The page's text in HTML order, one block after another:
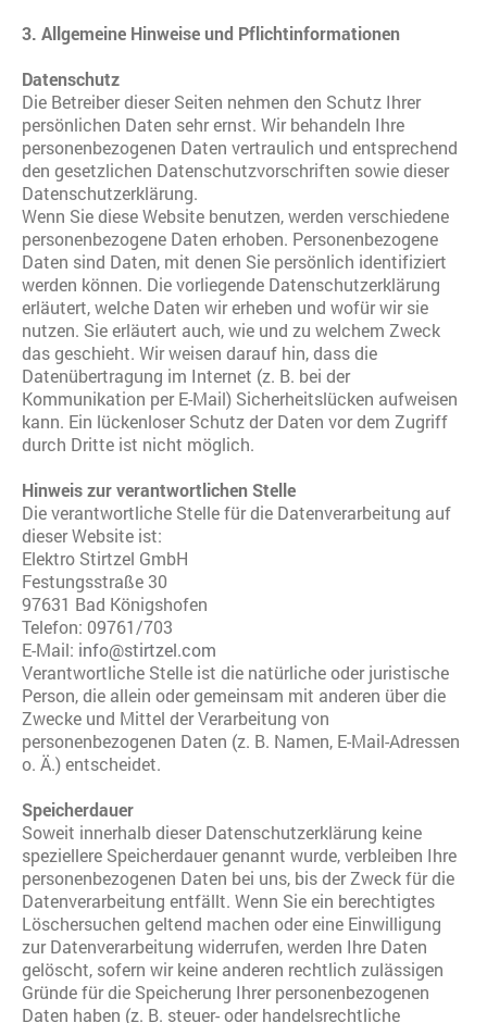
3. Allgemeine Hinweise und Pflichtinformationen
Datenschutz
Die Betreiber dieser Seiten nehmen den Schutz Ihrer
persönlichen Daten sehr ernst. Wir behandeln Ihre
personenbezogenen Daten vertraulich und entsprechend
den gesetzlichen Datenschutzvorschriften sowie dieser
Datenschutzerklärung.
Wenn Sie diese Website benutzen, werden verschiedene
personenbezogene Daten erhoben. Personenbezogene
Daten sind Daten, mit denen Sie persönlich identifiziert
werden können. Die vorliegende Datenschutzerklärung
erläutert, welche Daten wir erheben und wofür wir sie
nutzen. Sie erläutert auch, wie und zu welchem Zweck
das geschieht. Wir weisen darauf hin, dass die
Datenübertragung im Internet (z. B. bei der
Kommunikation per E-Mail) Sicherheitslücken aufweisen
kann. Ein lückenloser Schutz der Daten vor dem Zugriff
durch Dritte ist nicht möglich.
Hinweis zur verantwortlichen Stelle
Die verantwortliche Stelle für die Datenverarbeitung auf
dieser Website ist:
Elektro Stirtzel GmbH
Festungsstraße 30
97631 Bad Königshofen
Telefon: 09761/703
E-Mail: info@stirtzel.com
Verantwortliche Stelle ist die natürliche oder juristische
Person, die allein oder gemeinsam mit anderen über die
Zwecke und Mittel der Verarbeitung von
personenbezogenen Daten (z. B. Namen, E-Mail-Adressen
o. Ä.) entscheidet.
Speicherdauer
Soweit innerhalb dieser Datenschutzerklärung keine
speziellere Speicherdauer genannt wurde, verbleiben Ihre
personenbezogenen Daten bei uns, bis der Zweck für die
Datenverarbeitung entfällt. Wenn Sie ein berechtigtes
Löschersuchen geltend machen oder eine Einwilligung
zur Datenverarbeitung widerrufen, werden Ihre Daten
gelöscht, sofern wir keine anderen rechtlich zulässigen
Gründe für die Speicherung Ihrer personenbezogenen
Daten haben (z. B. steuer- oder handelsrechtliche